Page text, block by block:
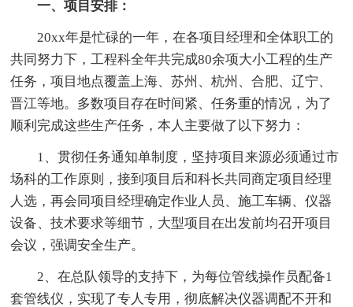
一、项目安排：
20xx年是忙碌的一年，在各项目经理和全体职工的
共同努力下，工程科全年共完成80余项大小工程的生产
任务，项目地点覆盖上海、苏州、杭州、合肥、辽宁、
晋江等地。多数项目存在时间紧、任务重的情况，为了
顺利完成这些生产任务，本人主要做了以下努力：
1、贯彻任务通知单制度，坚持项目来源必须通过市
场科的工作原则，接到项目后和科长共同商定项目经理
人选，再会同项目经理确定作业人员、施工车辆、仪器
设备、技术要求等细节，大型项目在出发前均召开项目
会议，强调安全生产。
2、在总队领导的支持下，为每位管线操作员配备1
套管线仪，实现了专人专用，彻底解决仪器调配不开和